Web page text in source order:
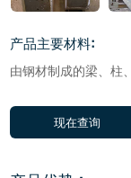
产品主要材料:
由钢材制成的梁、柱
现在查询